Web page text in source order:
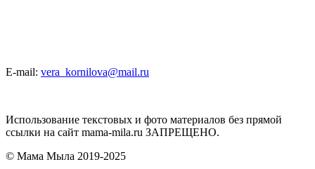
E-mail: vera_kornilova@mail.ru
Использование текстовых и фото материалов без прямой
ссылки на сайт mama-mila.ru ЗАПРЕЩЕНО.
© Мама Мыла 2019-2025